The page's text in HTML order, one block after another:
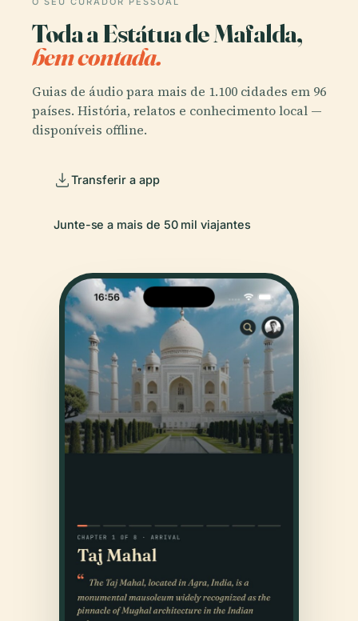
Toda a Estátua de Mafalda,
bem contada.
Guias de áudio para mais de 1.100 cidades em 96
países. História, relatos e conhecimento local —
disponíveis offline.
Transferir a app
Junte-se a mais de 50 mil viajantes